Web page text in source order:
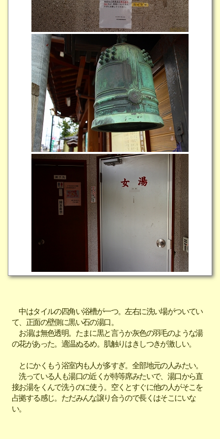
中はタイルの四角い浴槽が一つ。左右に洗い場がついてい
て、正面の壁側に黒い石の湯口。
お湯は無色透明。たまに黒と言うか灰色の羽毛のような湯
の花があった。適温ぬるめ。肌触りはきしつきが激しい。
とにかくもう浴室内も人が多すぎ。全部地元の人みたい。
洗っている人も湯口の近くが特等席みたいで、湯口から直
接お湯をくんで洗うのに使う。空くとすぐに他の人がそこを
占拠する感じ。ただみんな譲り合うので長くはそこにいな
い。